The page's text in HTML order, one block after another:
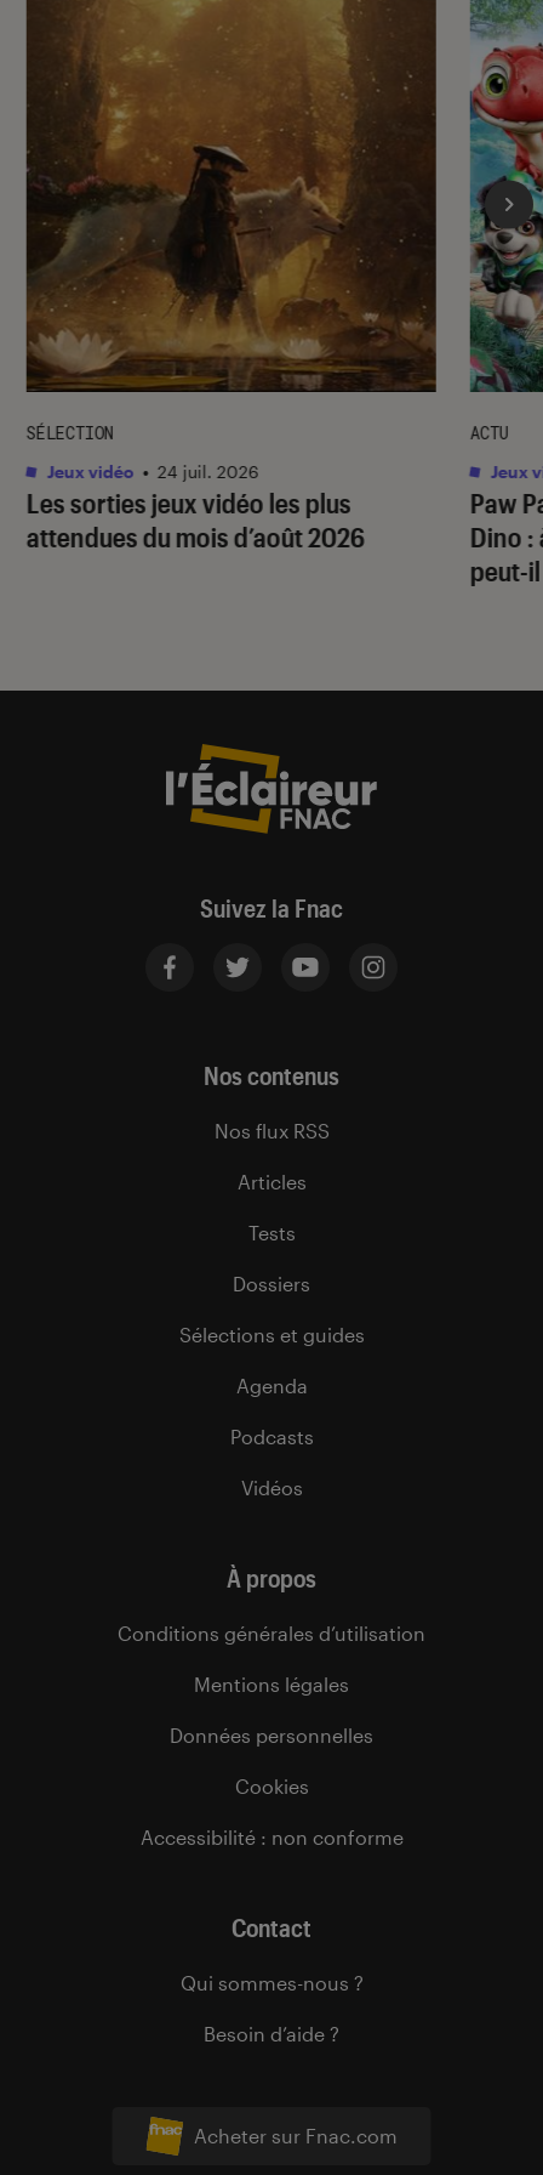
Les sorties jeux vidéo les plus
attendues du mois d’août 2026
SÉLECTION
Jeux vidéo • 24 juil. 2026
Paw
Dino :
peut-
ACTU
Jeux
Suivez la Fnac
Acheter sur Fnac.com
Nos contenus
Nos flux RSS
Articles
Tests
Dossiers
Sélections et guides
Agenda
Podcasts
Vidéos
À propos
Conditions générales d’utilisation
Mentions légales
Données personnelles
Cookies
Accessibilité : non conforme
Contact
Qui sommes-nous ?
Besoin d’aide ?